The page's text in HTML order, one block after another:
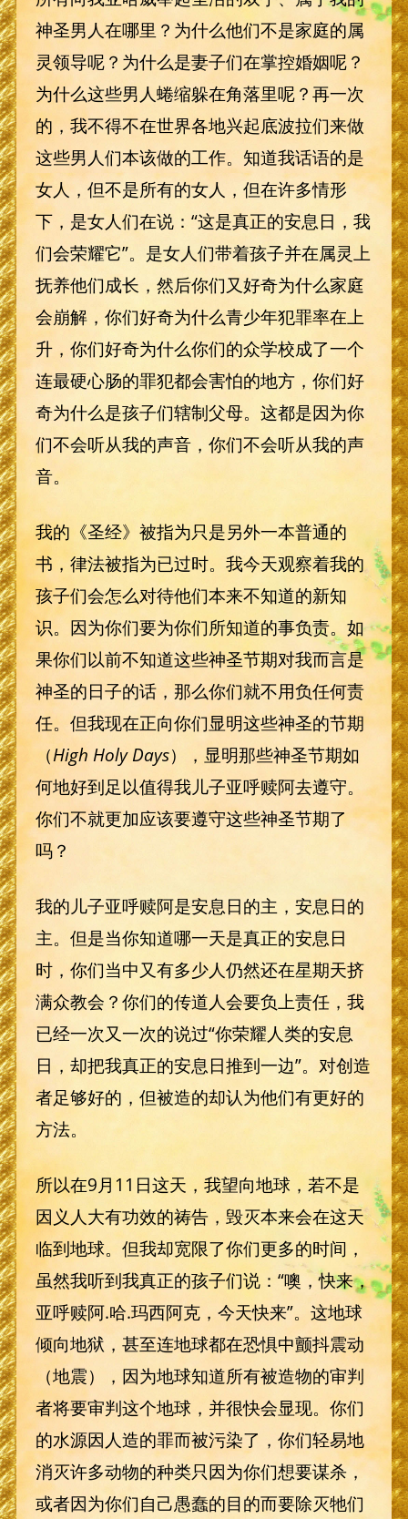
神圣男人在哪里？为什么他们不是家庭的属
灵领导呢？为什么是妻子们在掌控婚姻呢？
为什么这些男人蜷缩躲在角落里呢？再一次
的，我不得不在世界各地兴起底波拉们来做
这些男人们本该做的工作。知道我话语的是
女人，但不是所有的女人，但在许多情形
下，是女人们在说：“这是真正的安息日，我
们会荣耀它”。是女人们带着孩子并在属灵上
抚养他们成长，然后你们又好奇为什么家庭
会崩解，你们好奇为什么青少年犯罪率在上
升，你们好奇为什么你们的众学校成了一个
连最硬心肠的罪犯都会害怕的地方，你们好
奇为什么是孩子们辖制父母。这都是因为你
们不会听从我的声音，你们不会听从我的声
音。
我的《圣经》被指为只是另外一本普通的
书，律法被指为已过时。我今天观察着我的
孩子们会怎么对待他们本来不知道的新知
识。因为你们要为你们所知道的事负责。如
果你们以前不知道这些神圣节期对我而言是
神圣的日子的话，那么你们就不用负任何责
任。但我现在正向你们显明这些神圣的节期
（High Holy Days），显明那些神圣节期如
何地好到足以值得我儿子亚呼赎阿去遵守。
你们不就更加应该要遵守这些神圣节期了
吗？
我的儿子亚呼赎阿是安息日的主，安息日的
主。但是当你知道哪一天是真正的安息日
时，你们当中又有多少人仍然还在星期天挤
满众教会？你们的传道人会要负上责任，我
已经一次又一次的说过“你荣耀人类的安息
日，却把我真正的安息日推到一边”。对创造
者足够好的，但被造的却认为他们有更好的
方法。
所以在9月11日这天，我望向地球，若不是
因义人大有功效的祷告，毁灭本来会在这天
临到地球。但我却宽限了你们更多的时间，
虽然我听到我真正的孩子们说：“噢，快来，
亚呼赎阿.哈.玛西阿克，今天快来”。这地球
倾向地狱，甚至连地球都在恐惧中颤抖震动
（地震），因为地球知道所有被造物的审判
者将要审判这个地球，并很快会显现。你们
的水源因人造的罪而被污染了，你们轻易地
消灭许多动物的种类只因为你们想要谋杀，
或者因为你们自己愚蠢的目的而要除灭牠们